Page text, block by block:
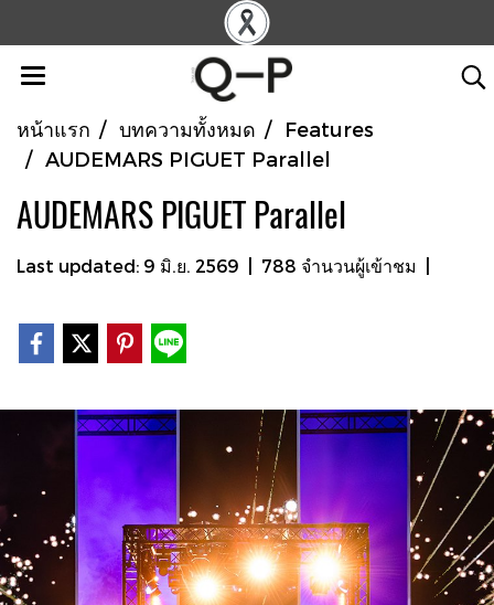
หน้าแรก บทความทั้งหมด
Features
AUDEMARS PIGUET Parallel
AUDEMARS PIGUET Parallel
Last updated: 9 มิ.ย. 2569 788 จำนวนผู้เข้าชม